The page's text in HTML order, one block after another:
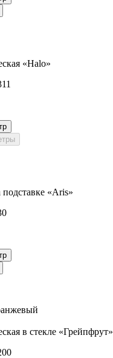
«Halo»
«Aris»
в стекле «Грейпфрут»